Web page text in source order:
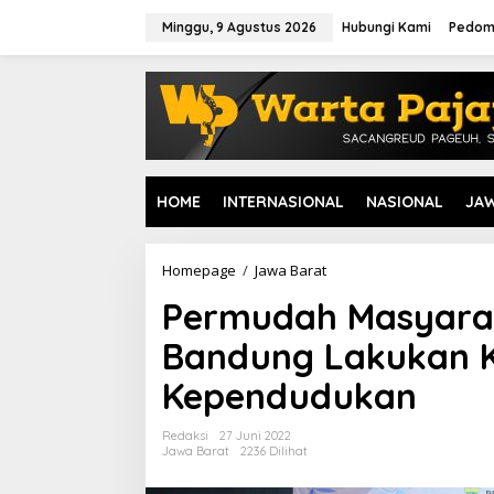
Minggu, 9 Agustus 2026 Hubungi Kami
HOME INTERNASIONAL NASIONAL
Homepage / Jawa Barat
r
m
u
d
a
h
y
Permudah
Bandung Lakukan
Kependudukan
Redaksi
27 Juni 2022
Jawa Barat
2236 Dilihat